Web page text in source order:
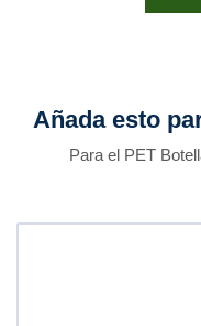
Añada esto
Para el PET